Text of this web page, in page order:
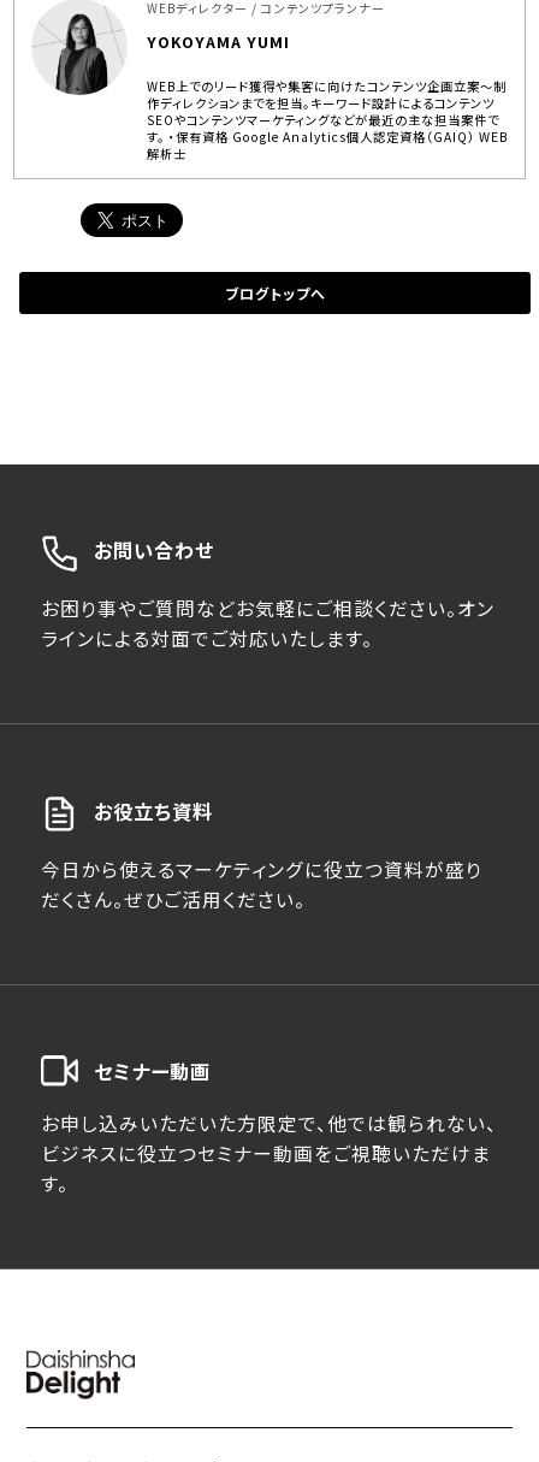
WEBディレクター / コンテンツプランナー
YOKOYAMA YUMI
WEB上でのリード獲得や集客に向けたコンテンツ企画立案～制
作ディレクションまでを担当。キーワード設計によるコンテンツ
SEOやコンテンツマーケティングなどが最近の主な担当案件で
す。 ・保有資格 Google Analytics個人認定資格（GAIQ） WEB
解析士
ブログトップへ
お問い合わせ
お困り事やご質問などお気軽にご相談ください。オン
ラインによる対面でご対応いたします。
お役立ち資料
今日から使えるマーケティングに役立つ資料が盛り
だくさん。ぜひご活用ください。
セミナー動画
お申し込みいただいた方限定で、他では観られない、
ビジネスに役立つセミナー動画をご視聴いただけま
す。